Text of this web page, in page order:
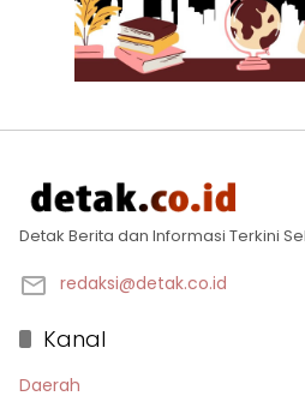
Detak Berita dan Informasi Terkini
redaksi@detak.co.id
Kanal
Daerah